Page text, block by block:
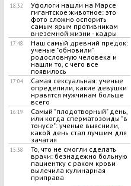
18:32
Уфологи нашли на Марсе
гигантское животное: это
фото сложно оспорить
самым ярым противникам
внеземной жизни - кадры
17:48
Наш самый древний предок:
ученые "обновили"
родословную человека и
нашли то, с чего все
появилось
17:04
Самая сексуальная: ученые
определили, какие девушки
нравятся мужчинам больше
всего
16:19
Самый "плодотворный" день,
или когда сперматозоиды "в
тонусе": ученые выяснили,
какой день стал лучшим для
зачатия
15:38
То, что не смогли сделать
врачи: безнадежно больную
пациентку с раком крови
вылечила кулинарная
приправа